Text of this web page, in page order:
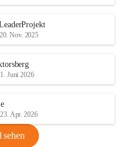
Nov. 2025
1. Juni 2026
23. Apr. 2026